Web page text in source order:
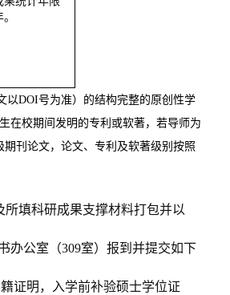
以DOI号为准）的结构完整的原创性学
在校期间发明的专利或软著，若导师为
刊论文，论文、专利及软著级别按照
填科研成果支撑材料打包并以
办公室 （309室） 报到并提交如下
证明，入学前补验硕士学位证